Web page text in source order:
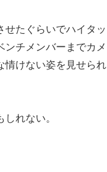
せたぐらいでハイタッ
ンチメンバーまでカメ
情けない姿を見せられ
れない。